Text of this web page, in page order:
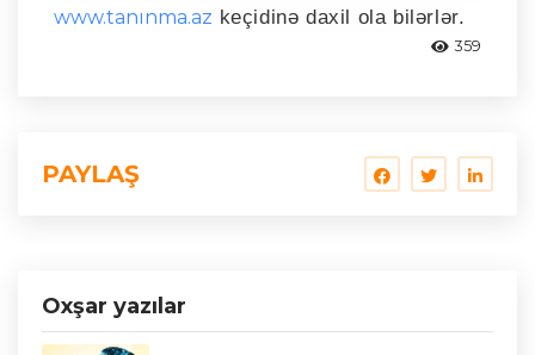
www.tanınma.az keçidinə daxil ola bilərlər.
359
PAYLAŞ
Oxşar yazılar